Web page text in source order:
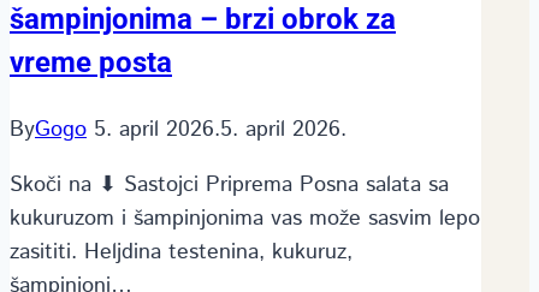
šampinjonima – brzi obrok za
vreme posta
ByGogo 5. april 2026.5. april 2026.
Skoči na ⬇ Sastojci Priprema Posna salata sa
kukuruzom i šampinjonima vas može sasvim lepo
zasititi. Heljdina testenina, kukuruz,
šampinjoni…